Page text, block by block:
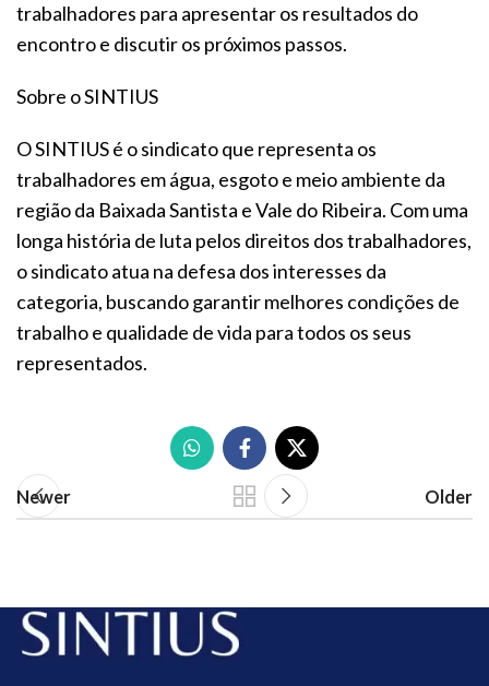
trabalhadores para apresentar os resultados do
encontro e discutir os próximos passos.
Sobre o SINTIUS
O SINTIUS é o sindicato que representa os
trabalhadores em água, esgoto e meio ambiente da
região da Baixada Santista e Vale do Ribeira. Com uma
longa história de luta pelos direitos dos trabalhadores,
o sindicato atua na defesa dos interesses da
categoria, buscando garantir melhores condições de
trabalho e qualidade de vida para todos os seus
representados.
Newer Older